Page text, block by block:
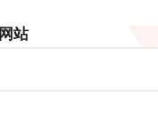
网站